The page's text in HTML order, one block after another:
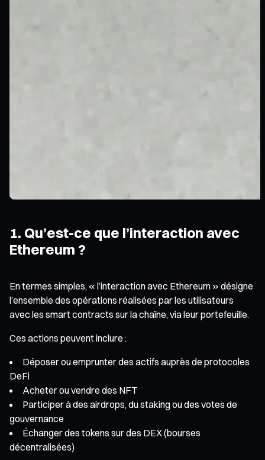
1. Qu’est-ce que l’interaction avec
Ethereum ?
En termes simples, « l’interaction avec Ethereum » désigne
l’ensemble des opérations réalisées par les utilisateurs
avec les smart contracts sur la chaîne, via leur portefeuille.
Ces actions peuvent inclure :
Déposer ou emprunter des actifs auprès de protocoles
DeFi
Acheter ou vendre des NFT
Participer à des airdrops, du staking ou des votes de
gouvernance
Échanger des tokens sur des DEX (bourses
décentralisées)